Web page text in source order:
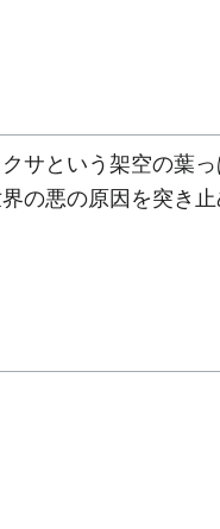
サという架空の葉
の悪の原因を突き